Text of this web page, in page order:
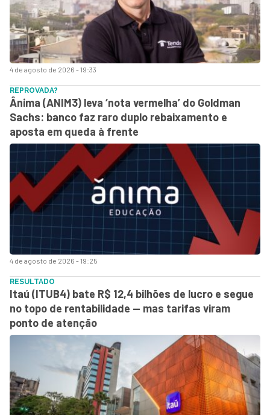
4 de agosto de 2026 - 19:33
4 de agosto de 2026 - 19:25
REPROVADA?
Ânima (ANIM3) leva ‘nota vermelha’ do Goldman
Sachs: banco faz raro duplo rebaixamento e
aposta em queda à frente
RESULTADO
Itaú (ITUB4) bate R$ 12,4 bilhões de lucro e segue
no topo de rentabilidade — mas tarifas viram
ponto de atenção